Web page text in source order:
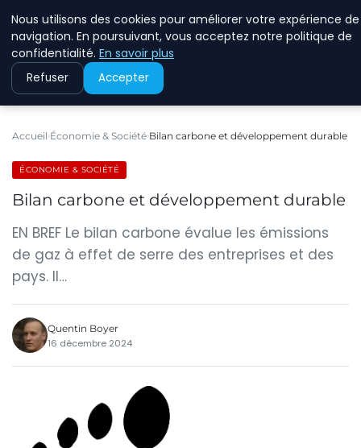
Accueil Économie & Société Bilan carbone et développement durable
ÉCONOMIE & SOCIÉTÉ
Bilan carbone et développement durable
EN BREF Le bilan carbone évalue les émissions
de gaz à effet de serre des entreprises et des
pays. Il…
Quentin Boyer
16 décembre 2024
Nous utilisons des cookies pour améliorer votre expérience de
navigation. En poursuivant, vous acceptez notre politique de
confidentialité. En savoir plus
Refuser Accepter